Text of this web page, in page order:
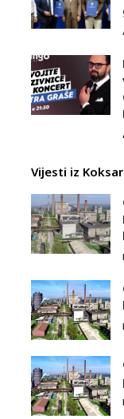
Vijesti iz